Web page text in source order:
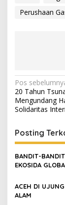
Perushaan
N
a
v
i
g
a
s
i
p
Pos
20 Tahun
Mengundang
Solidaritas
Posting
BANDIT-
EKOSIDA
ACEH DI
ALAM